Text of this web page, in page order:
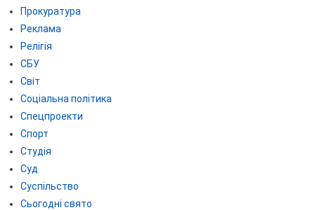
Прокуратура
Реклама
Релігія
СБУ
Світ
Соціальна політика
Спецпроекти
Спорт
Студія
Суд
Суспільство
Сьогодні свято